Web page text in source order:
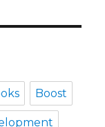
Boost